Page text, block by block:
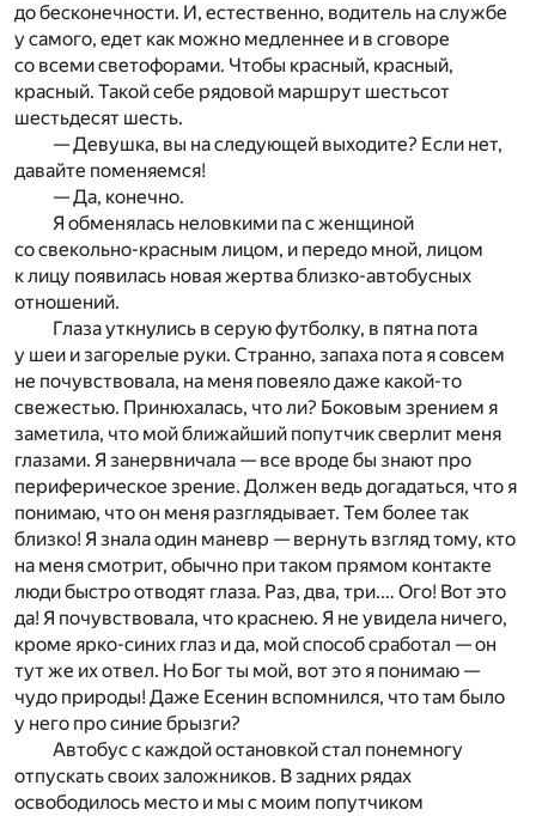
до бесконечности. И, естественно, водитель на службе
у самого, едет как можно медленнее и в сговоре
со всеми светофорами. Чтобы красный, красный,
красный. Такой себе рядовой маршрут шестьсот
шестьдесят шесть.
— Девушка, вы на следующей выходите? Если нет,
давайте поменяемся!
— Да, конечно.
Я обменялась неловкими па с женщиной
со свекольно-красным лицом, и передо мной, лицом
к лицу появилась новая жертва близко-автобусных
отношений.
Глаза уткнулись в серую футболку, в пятна пота
у шеи и загорелые руки. Странно, запаха пота я совсем
не почувствовала, на меня повеяло даже какой-то
свежестью. Принюхалась, что ли? Боковым зрением я
заметила, что мой ближайший попутчик сверлит меня
глазами. Я занервничала — все вроде бы знают про
периферическое зрение. Должен ведь догадаться, что я
понимаю, что он меня разглядывает. Тем более так
близко! Я знала один маневр — вернуть взгляд тому, кто
на меня смотрит, обычно при таком прямом контакте
люди быстро отводят глаза. Раз, два, три.… Ого! Вот это
да! Я почувствовала, что краснею. Я не увидела ничего,
кроме ярко-синих глаз и да, мой способ сработал — он
тут же их отвел. Но Бог ты мой, вот это я понимаю —
чудо природы! Даже Есенин вспомнился, что там было
у него про синие брызги?
Автобус с каждой остановкой стал понемногу
отпускать своих заложников. В задних рядах
освободилось место и мы с моим попутчиком